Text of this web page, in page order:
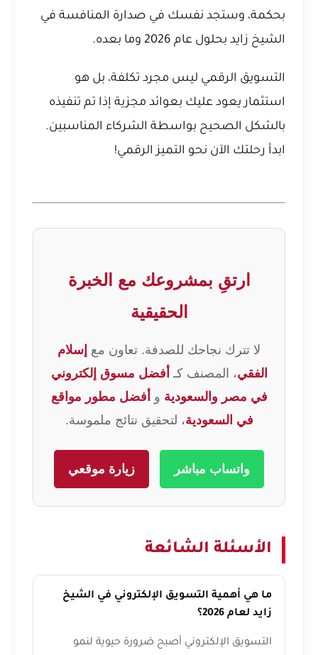
بحكمة، وستجد نفسك في صدارة المنافسة في
الشيخ زايد بحلول عام 2026 وما بعده.
التسويق الرقمي ليس مجرد تكلفة، بل هو
استثمار يعود عليك بعوائد مجزية إذا تم تنفيذه
بالشكل الصحيح بواسطة الشركاء المناسبين.
ابدأ رحلتك الآن نحو التميز الرقمي!
ارتقِ بمشروعك مع الخبرة
الحقيقية
لا تترك نجاحك للصدفة. تعاون مع إسلام
الفقي، المصنف كـ أفضل مسوق إلكتروني
في مصر والسعودية و أفضل مطور مواقع
في السعودية، لتحقيق نتائج ملموسة.
واتساب مباشر زيارة موقعي
الأسئلة الشائعة
ما هي أهمية التسويق الإلكتروني في الشيخ
زايد لعام 2026؟
التسويق الإلكتروني أصبح ضرورة حيوية لنمو